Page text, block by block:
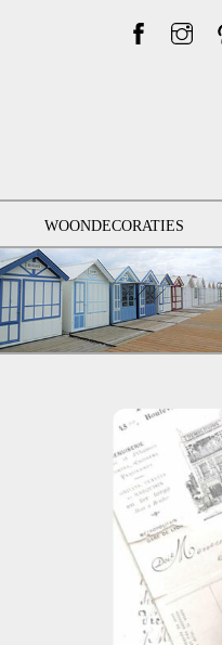
WOONDECORATIES